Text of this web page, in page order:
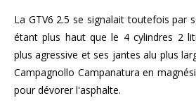
La GTV6 2.5 se signalait toutefois par
étant plus haut que le 4 cylindres 2
plus agressive et ses jantes alu plus
Campagnollo Campanatura en
pour dévorer l'asphalte.